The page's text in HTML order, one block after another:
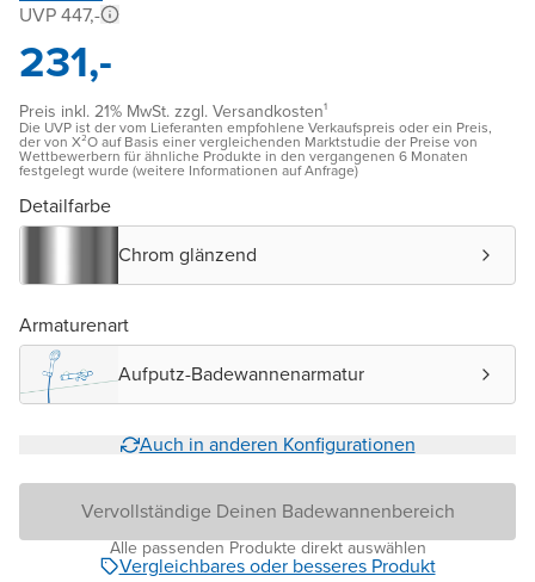
UVP 447,-
231,-
Preis inkl. 21% MwSt. zzgl. Versandkosten¹
Die UVP ist der vom Lieferanten empfohlene Verkaufspreis oder ein Preis,
der von X²O auf Basis einer vergleichenden Marktstudie der Preise von
Wettbewerbern für ähnliche Produkte in den vergangenen 6 Monaten
festgelegt wurde (weitere Informationen auf Anfrage)
Detailfarbe
Chrom glänzend
Armaturenart
Aufputz-Badewannenarmatur
Auch in anderen Konfigurationen
Vervollständige Deinen Badewannenbereich
Alle passenden Produkte direkt auswählen
Vergleichbares oder besseres Produkt